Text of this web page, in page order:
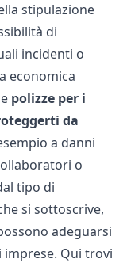
stipulazione
di
incidenti o
economica
polizze per i
da
a danni
o
tipo di
si sottoscrive,
adeguarsi
imprese. Qui trovi